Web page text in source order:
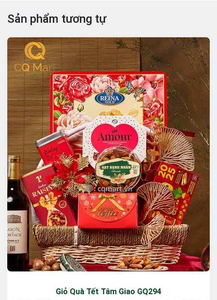
Sản phẩm tương tự
Giỏ Quà Tết Tâm Giao GQ294